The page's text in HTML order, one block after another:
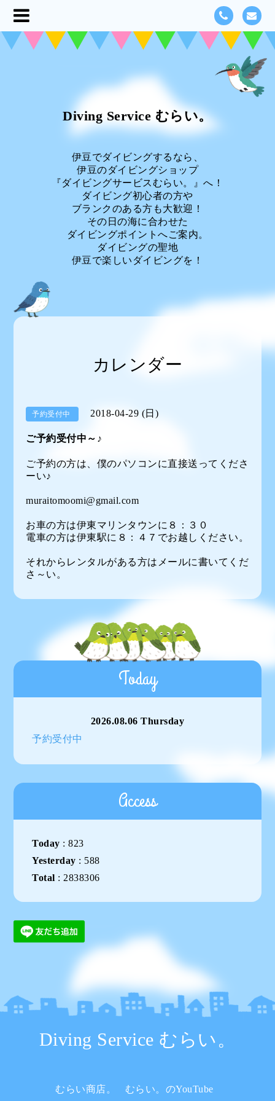
Diving Service むらい。
伊豆でダイビングするなら、
伊豆のダイビングショップ
『ダイビングサービスむらい。』へ！
ダイビング初心者の方や
ブランクのある方も大歓迎！
その日の海に合わせた
ダイビングポイントへご案内。
ダイビングの聖地
伊豆で楽しいダイビングを！
カレンダー
予約受付中 2018-04-29 (日)
ご予約受付中～♪
ご予約の方は、僕のパソコンに直接送ってくださ
ーい♪
muraitomoomi@gmail.com
お車の方は伊東マリンタウンに８：３０
電車の方は伊東駅に８：４７でお越しください。
それからレンタルがある方はメールに書いてくだ
さ～い。
Today
2026.08.06 Thursday
予約受付中
Access
Today :823
Yesterday : 588
Total : 2838306
Diving Service むらい。
むらい商店。 むらい。のYouTube